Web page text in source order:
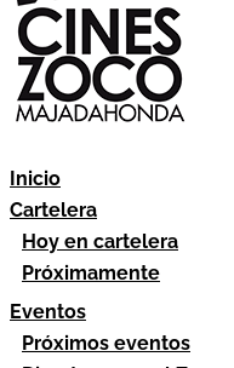
Inicio
Cartelera
Hoy en cartelera
Próximamente
Eventos
Próximos eventos